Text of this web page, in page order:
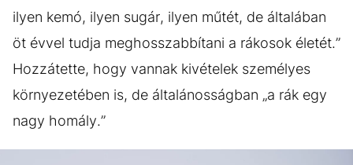
ilyen kemó, ilyen sugár, ilyen műtét, de általában
öt évvel tudja meghosszabbítani a rákosok életét.”
Hozzátette, hogy vannak kivételek személyes
környezetében is, de általánosságban „a rák egy
nagy homály.”